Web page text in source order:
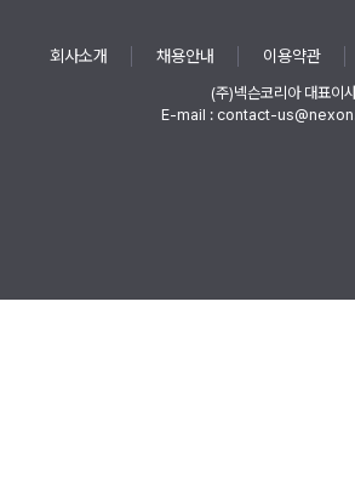
회사소개 채용안내 이용약관
(주)넥슨코리아 대표이
E-mail : contact-